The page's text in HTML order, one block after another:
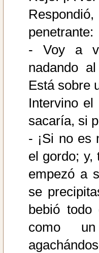
penetrante:
- Voy a
nadando
Está sobre
Intervino
sacaría, si
- ¡Si no es
el gordo; y,
empezó a
se
bebió
como